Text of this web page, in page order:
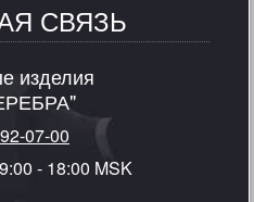
СВЯЗЬ
изделия
07-00
- 18:00 MSK